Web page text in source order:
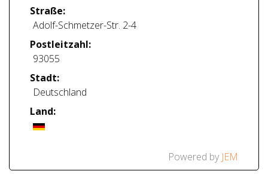
Straße:
Adolf-Schmetzer-Str. 2-4
Postleitzahl:
93055
Stadt:
Deutschland
Land:
Powered by JEM